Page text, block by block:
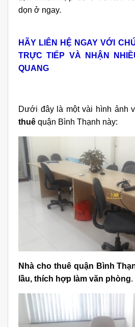
dọn ở ngay.
HÃY LIÊN HỆ NGAY VỚI
TRỰC TIẾP VÀ NHẬN
QUANG
Dưới đây là một vài hình ảnh
thuê quận Bình Thạnh này:
Nhà cho thuê quận Bình
lầu, thích hợp làm văn phòng.